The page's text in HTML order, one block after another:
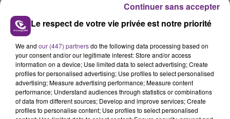
LE MAGASIN JOUÉCLUB DE REIMS FERME
SES PORTES
C'était l'une des institutions du centre-ville
rémois. Le magasin JouéClub est contraint de
fermer ses portes.
TITRES DIFFUSÉS
0h17
0h17 0h13
0h13
Le respect de votre vie privée est notre priorité
We and our (447) partnersdo the following data processing based on
your consent and/or our legitimate interest: Store and/or access
information on a device; Use limited data to select advertising; Create
profiles for personalised advertising; Use profiles to select personalised
advertising; Measure advertising performance; Measure content
performance; Understand audiences through statistics or combinations
of data from different sources; Develop and improve services; Create
profiles to personalise content; Use profiles to select personalised
Continuer sans accepter